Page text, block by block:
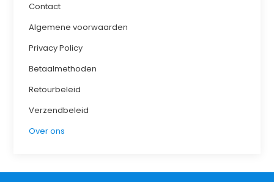
Contact
Algemene voorwaarden
Privacy Policy
Betaalmethoden
Retourbeleid
Verzendbeleid
Over ons